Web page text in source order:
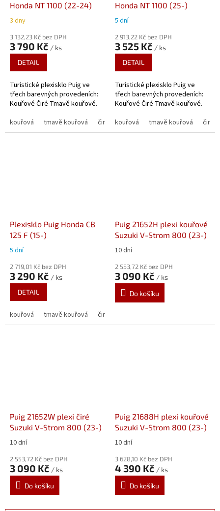
Honda NT 1100 (22-24)
3 dny
3 132,23 Kč bez DPH
3 790 Kč / ks
DETAIL
Turistické plexisklo Puig ve
třech barevných provedeních:
Kouřové Čiré Tmavě kouřové.
kouřová
tmavě kouřová čirá
Honda NT 1100 (25-)
5 dní
2 913,22 Kč bez DPH
3 525 Kč / ks
DETAIL
Turistické plexisklo Puig ve
třech barevných provedeních:
Kouřové Čiré Tmavě kouřové.
kouřová
tmavě kouřová čirá
Plexisklo Puig Honda CB
125 F (15-)
5 dní
2 719,01 Kč bez DPH
3 290 Kč / ks
DETAIL
kouřová tmavě kouřová čirá
Puig 21652H plexi kouřové
Suzuki V-Strom 800 (23-)
10 dní
2 553,72 Kč bez DPH
3 090 Kč / ks
Do košíku
Puig 21652W plexi čiré
Suzuki V-Strom 800 (23-)
10 dní
2 553,72 Kč bez DPH
3 090 Kč / ks
Do košíku
Puig 21688H plexi kouřové
Suzuki V-Strom 800 (23-)
10 dní
3 628,10 Kč bez DPH
4 390 Kč / ks
Do košíku